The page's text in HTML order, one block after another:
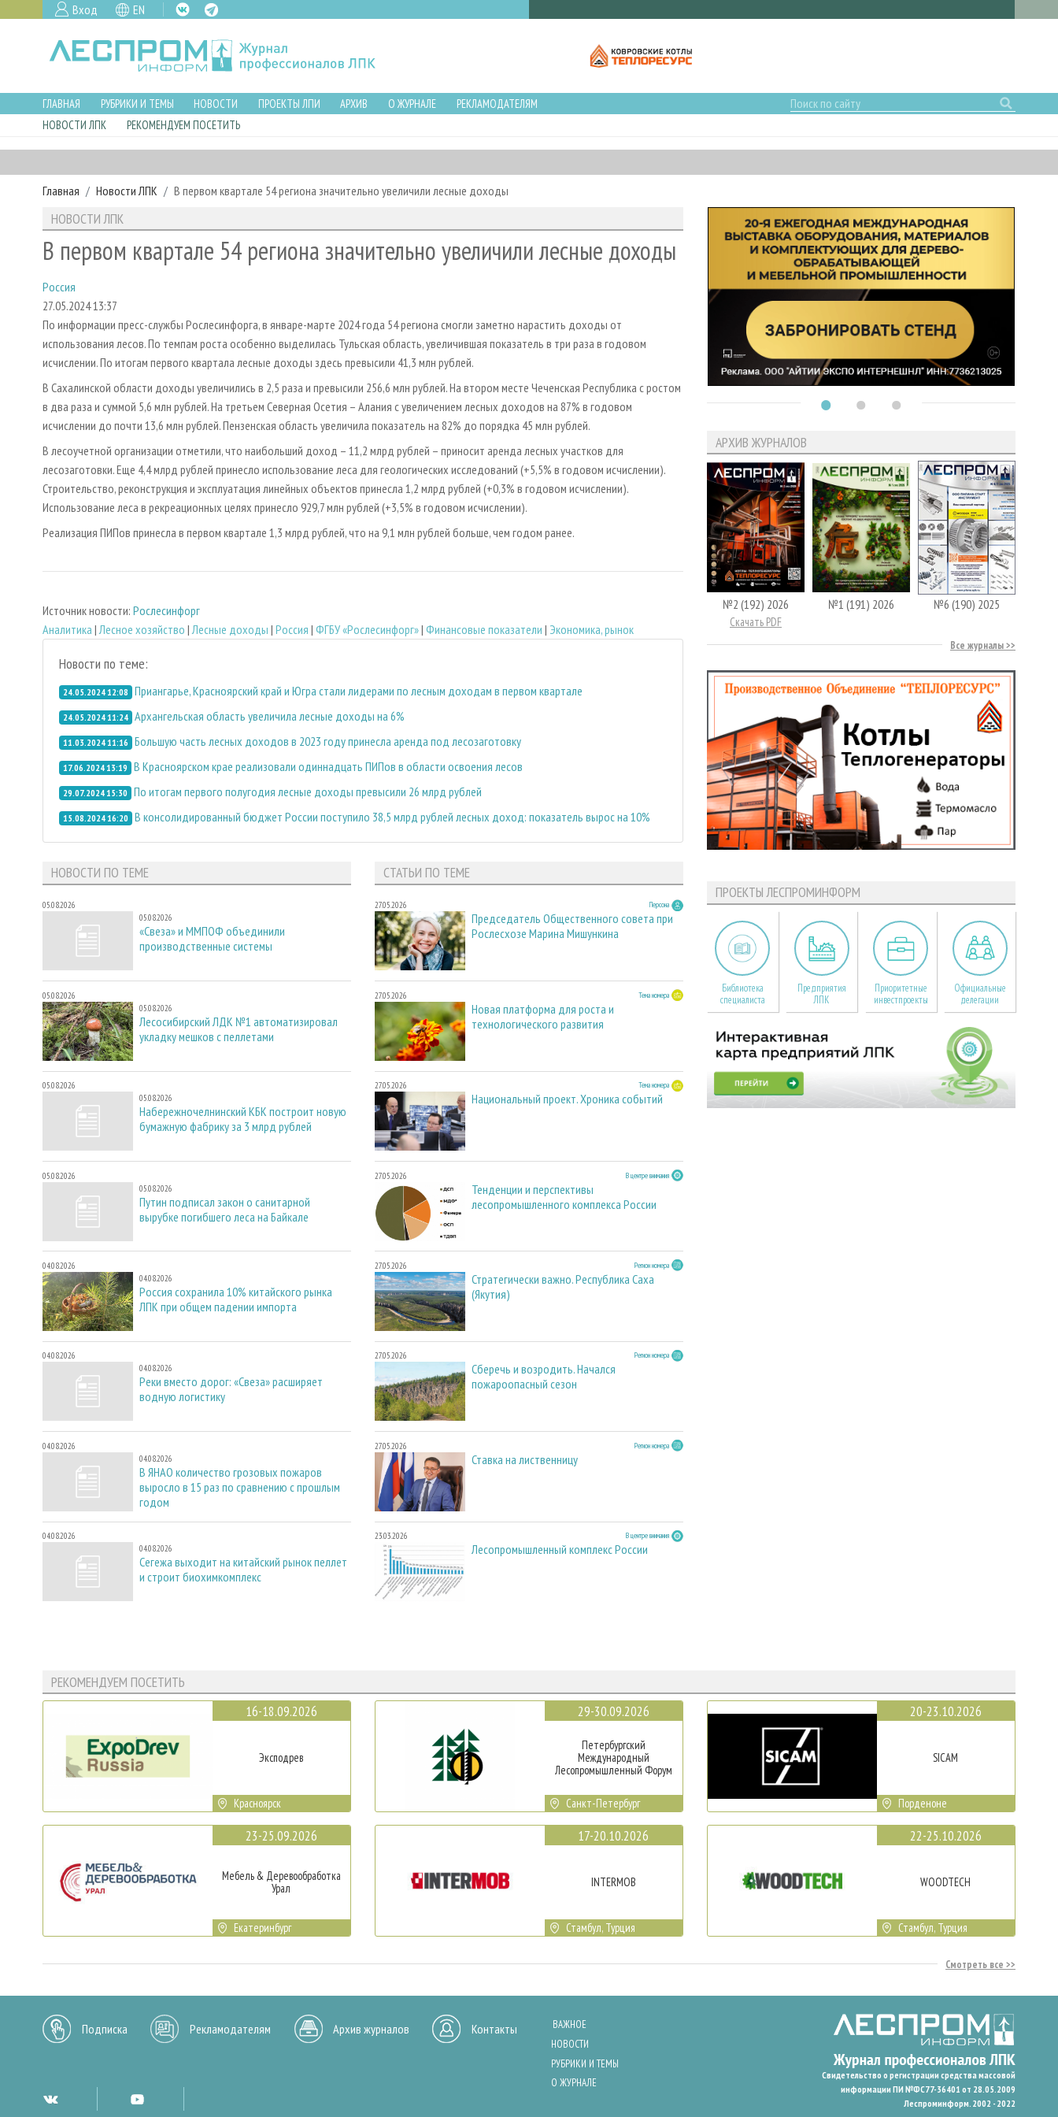
Вход EN
ГЛАВНАЯ РУБРИКИ И ТЕМЫ НОВОСТИ ПРОЕКТЫ ЛПИ АРХИВ О ЖУРНАЛЕ
РЕКЛАМОДАТЕЛЯМ
НОВОСТИ ЛПК
РЕКОМЕНДУЕМ ПОСЕТИТЬ
Главная Новости ЛПК В первом квартале 54 региона значительно увеличили лесные доходы
НОВОСТИ ЛПК
В первом квартале 54 региона значительно увеличили лесные доходы
Россия
27.05.2024 13:37
По информации пресс-службы Рослесинфорга, в январе-марте 2024 года 54 региона смогли заметно нарастить доходы от
использования лесов. По темпам роста особенно выделилась Тульская область, увеличившая показатель в три раза в годовом
исчислении. По итогам первого квартала лесные доходы здесь превысили 41,3 млн рублей.
В Сахалинской области доходы увеличились в 2,5 раза и превысили 256,6 млн рублей. На втором месте Чеченская Республика с ростом
в два раза и суммой 5,6 млн рублей. На третьем Северная Осетия – Алания с увеличением лесных доходов на 87% в годовом
исчислении до почти 13,6 млн рублей. Пензенская область увеличила показатель на 82% до порядка 45 млн рублей.
В лесоучетной организации отметили, что наибольший доход – 11,2 млрд рублей – приносит аренда лесных участков для
лесозаготовки. Еще 4,4 млрд рублей принесло использование леса для геологических исследований (+5,5% в годовом исчислении).
Строительство, реконструкция и эксплуатация линейных объектов принесла 1,2 млрд рублей (+0,3% в годовом исчислении).
Использование леса в рекреационных целях принесло 929,7 млн рублей (+3,5% в годовом исчислении).
Реализация ПИПов принесла в первом квартале 1,3 млрд рублей, что на 9,1 млн рублей больше, чем годом ранее.
Источник новости: Рослесинфорг
Аналитика | Лесное хозяйство | Лесные доходы | Россия | ФГБУ «Рослесинфорг»| Финансовые показатели | Экономика, рынок
Новости по теме:
24.05.2024 12:08 Приангарье, Красноярский край и Югра стали лидерами по лесным доходам в первом квартале
24.05.2024 11:24 Архангельская область увеличила лесные доходы на 6%
11.03.2024 11:16 Большую часть лесных доходов в 2023 году принесла аренда под лесозаготовку
17.06.2024 13:19 В Красноярском крае реализовали одиннадцать ПИПов в области освоения лесов
29.07.2024 15:30 По итогам первого полугодия лесные доходы превысили 26 млрд рублей
15.08.2024 16:20 В консолидированный бюджет России поступило 38,5 млрд рублей лесных доход: показатель вырос на 10%
НОВОСТИ ПО ТЕМЕ
05.08.2026
05.08.2026
«Свеза» и ММПОФ объединили
производственные системы
05.08.2026
05.08.2026
Лесосибирский ЛДК №1 автоматизировал
укладку мешков с пеллетами
05.08.2026
05.08.2026
Набережночелнинский КБК построит новую
бумажную фабрику за 3 млрд рублей
05.08.2026
05.08.2026
Путин подписал закон о санитарной
вырубке погибшего леса на Байкале
04.08.2026
04.08.2026
Россия сохранила 10% китайского рынка
ЛПК при общем падении импорта
04.08.2026
04.08.2026
Реки вместо дорог: «Свеза» расширяет
водную логистику
04.08.2026
04.08.2026
В ЯНАО количество грозовых пожаров
выросло в 15 раз по сравнению с прошлым
годом
04.08.2026
04.08.2026
Сегежа выходит на китайский рынок пеллет
и строит биохимкомплекс
СТАТЬИ ПО ТЕМЕ
27.05.2026 Персона
Председатель Общественного совета при
Рослесхозе Марина Мишункина
27.05.2026 Тема номера
Новая платформа для роста и
технологического развития
27.05.2026 Тема номера
Национальный проект. Хроника событий
27.05.2026 В центре внимания
Тенденции и перспективы
лесопромышленного комплекса России
27.05.2026 Регион номера
Стратегически важно. Республика Саха
(Якутия)
27.05.2026 Регион номера
Сберечь и возродить. Начался
пожароопасный сезон
27.05.2026 Регион номера
Ставка на лиственницу
23.03.2026 В центре внимания
Лесопромышленный комплекс России
АРХИВ ЖУРНАЛОВ
№2 (192) 2026
Скачать PDF
№1 (191) 2026 №6 (190) 2025
Все журналы
ПРОЕКТЫ ЛЕСПРОМИНФОРМ
Библиотека
специалиста
Предприятия
ЛПК
Приоритетные
инвестпроекты
Официальные
делегации
РЕКОМЕНДУЕМ ПОСЕТИТЬ
16-18.09.2026
Эксподрев
Красноярск
23-25.09.2026
Мебель & Деревообработка
Урал
Екатеринбург
29-30.09.2026
Петербургский
Международный
Лесопромышленный Форум
Санкт-Петербург
17-20.10.2026
INTERMOB
Стамбул, Турция
20-23.10.2026
SICAM
Порденоне
22-25.10.2026
WOODTECH
Стамбул, Турция
Смотреть все
Подписка Рекламодателям Архив журналов Контакты
ВАЖНОЕ
НОВОСТИ
РУБРИКИ И ТЕМЫ
О ЖУРНАЛЕ
Свидетельство о регистрации средства массовой
информации ПИ №ФС77-36401 от 28.05.2009
Леспроминформ. 2002 - 2022